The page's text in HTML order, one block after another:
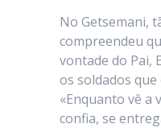
No Getsemani,
compreendeu
vontade do Pai,
os soldados que
«Enquanto vê a
confia, se